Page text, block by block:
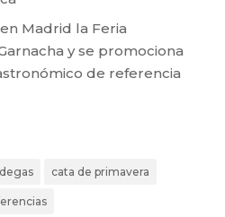
Madrid la Feria
y se promociona
de referencia
cata de primavera